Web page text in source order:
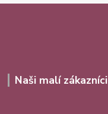
Naši malí zákazníci